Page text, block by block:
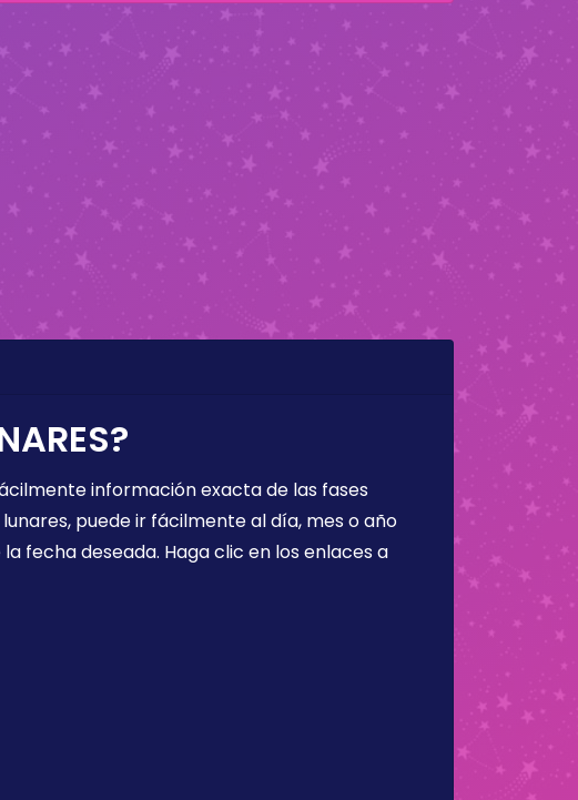
información exacta de las fases
puede ir fácilmente al día, mes o año
fecha deseada. Haga clic en los enlaces a